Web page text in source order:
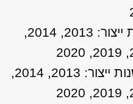
מאזדה 6 2.5 Luxury שנות ייצור: 2013, 2014,
מאזדה 6 2.5 Premium שנות ייצור: 2013, 2014,